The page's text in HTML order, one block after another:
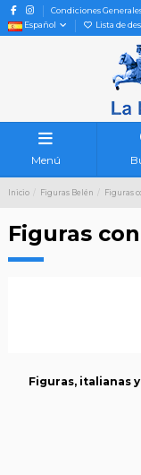
Condiciones
Español
Lista de
Menú
Inicio Figuras Belén Figuras
Figuras
Figuras, italianas